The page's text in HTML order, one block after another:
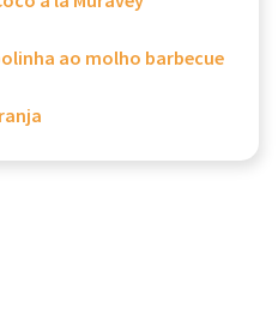
ao molho barbecue